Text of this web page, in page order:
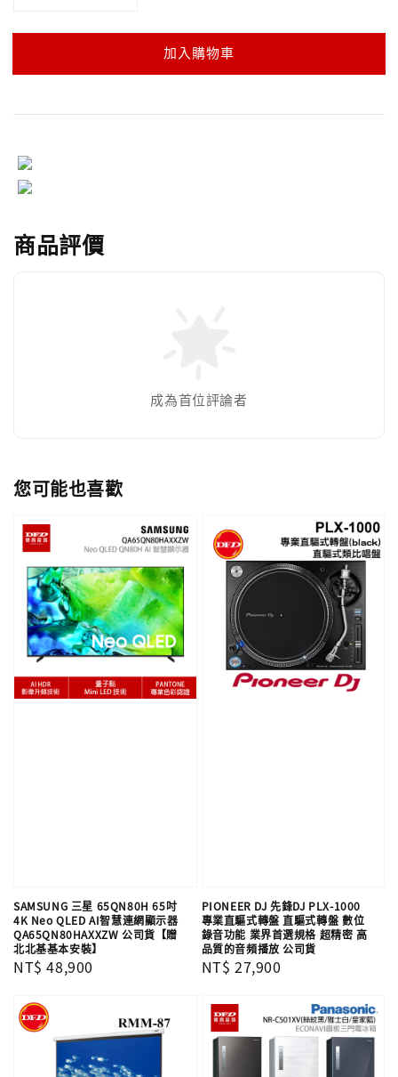
加入購物車
商品評價
成為首位評論者
您可能也喜歡
SAMSUNG 三星 65QN80H 65吋
4K Neo QLED AI智慧連網顯示器
QA65QN80HAXXZW 公司貨【贈
北北基基本安裝】
Regular
NT$ 48,900
PIONEER DJ 先鋒DJ PLX-1000
專業直驅式轉盤 直驅式轉盤 數位
錄音功能 業界首選規格 超精密 高
品質的音頻播放 公司貨
Regular
NT$ 27,900